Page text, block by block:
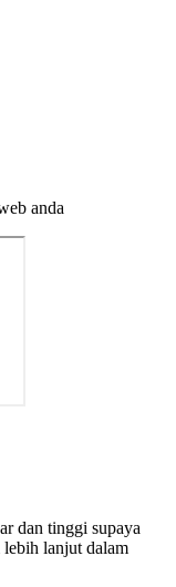
anda
dan tinggi supaya
lebih lanjut dalam